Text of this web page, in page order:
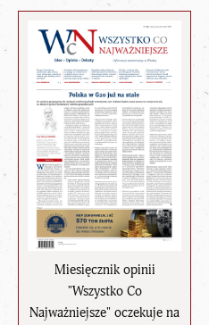
Miesięcznik opinii
"Wszystko Co
Najważniejsze" oczekuje na